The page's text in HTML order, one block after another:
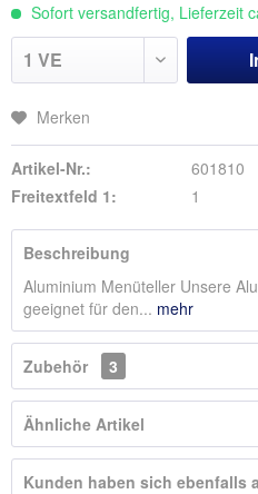
Sofort versandfertig, Lieferzeit
Merken
Artikel-Nr.:
601810
Freitextfeld 1:
1
Beschreibung
Aluminium Menüteller Unsere
geeignet für den... mehr
Zubehör 3
Ähnliche Artikel
Kunden haben sich ebenfalls